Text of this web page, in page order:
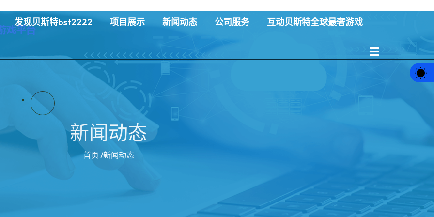
发现贝斯特bst2222 项目展示 新闻动态 公司服务 互动贝斯特全球最奢游戏
新闻动态
首页 /新闻动态